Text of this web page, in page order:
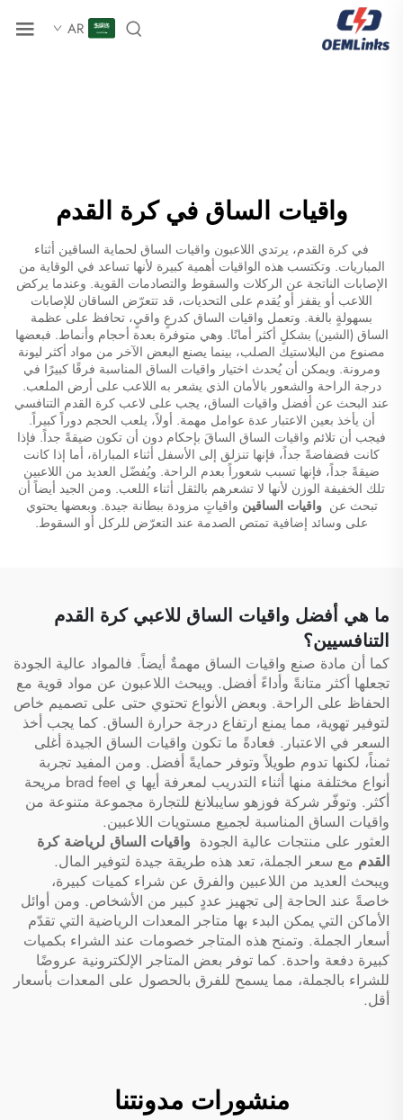
AR
واقيات الساق في كرة القدم
في كرة القدم، يرتدي اللاعبون واقيات الساق لحماية الساقين أثناء
المباريات. وتكتسب هذه الواقيات أهمية كبيرة لأنها تساعد في الوقاية من
الإصابات الناتجة عن الركلات والسقوط والتصادمات القوية. وعندما يركض
اللاعب أو يقفز أو يُقدم على التحديات، قد تتعرّض الساقان للإصابات
بسهولةٍ بالغة. وتعمل واقيات الساق كدرعٍ واقيٍ، تحافظ على عظمة
الساق (الشين) بشكلٍ أكثر أمانًا. وهي متوفرة بعدة أحجام وأنماط. فبعضها
مصنوع من البلاستيك الصلب، بينما يصنع البعض الآخر من مواد أكثر ليونة
ومرونة. ويمكن أن يُحدث اختيار واقيات الساق المناسبة فرقًا كبيرًا في
درجة الراحة والشعور بالأمان الذي يشعر به اللاعب على أرض الملعب.
عند البحث عن أفضل واقيات الساق، يجب على لاعب كرة القدم التنافسي
أن يأخذ بعين الاعتبار عدة عوامل مهمة. أولاً، يلعب الحجم دوراً كبيراً.
فيجب أن تلائم واقيات الساق الساقَ بإحكام دون أن تكون ضيقةً جداً. فإذا
كانت فضفاضةً جداً، فإنها تنزلق إلى الأسفل أثناء المباراة، أما إذا كانت
ضيقةً جداً، فإنها تسبب شعوراً بعدم الراحة. ويُفضّل العديد من اللاعبين
تلك الخفيفة الوزن لأنها لا تشعرهم بالثقل أثناء اللعب. ومن الجيد أيضاً أن
تبحث عن واقيات الساقين واقياتٍ مزودة ببطانة جيدة. وبعضها يحتوي
على وسائد إضافية تمتص الصدمة عند التعرّض للركل أو السقوط.
ما هي أفضل واقيات الساق للاعبي كرة القدم
التنافسيين؟
كما أن مادة صنع واقيات الساق مهمةٌ أيضاً. فالمواد عالية الجودة
تجعلها أكثر متانةً وأداءً أفضل. ويبحث اللاعبون عن مواد قوية مع
الحفاظ على الراحة. وبعض الأنواع تحتوي حتى على تصميم خاص
لتوفير تهوية، مما يمنع ارتفاع درجة حرارة الساق. كما يجب أخذ
السعر في الاعتبار. فعادةً ما تكون واقيات الساق الجيدة أغلى
ثمناً، لكنها تدوم طويلاً وتوفر حمايةً أفضل. ومن المفيد تجربة
أنواع مختلفة منها أثناء التدريب لمعرفة أيها ي brad feel مريحة
أكثر. وتوفّر شركة فوزهو سايبلانغ للتجارة مجموعة متنوعة من
واقيات الساق المناسبة لجميع مستويات اللاعبين.
العثور على منتجات عالية الجودة واقيات الساق لرياضة كرة
القدم مع سعر الجملة، تعد هذه طريقة جيدة لتوفير المال.
ويبحث العديد من اللاعبين والفرق عن شراء كميات كبيرة،
خاصةً عند الحاجة إلى تجهيز عددٍ كبير من الأشخاص. ومن أوائل
الأماكن التي يمكن البدء بها متاجر المعدات الرياضية التي تقدّم
أسعار الجملة. وتمنح هذه المتاجر خصومات عند الشراء بكميات
كبيرة دفعة واحدة. كما توفر بعض المتاجر الإلكترونية عروضًا
للشراء بالجملة، مما يسمح للفرق بالحصول على المعدات بأسعار
أقل.
منشورات مدونتنا